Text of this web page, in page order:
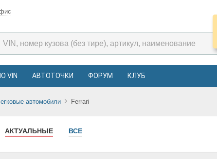
VIN АВТОТОЧКИ ФОРУМ КЛУБ
автомобили Ferrari
АКТУАЛЬНЫЕ ВСЕ